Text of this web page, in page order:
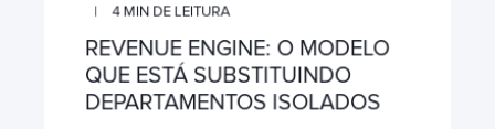
4MIN DE LEITURA
REVENUE ENGINE: O MODELO
QUE ESTÁ SUBSTITUINDO
DEPARTAMENTOS ISOLADOS